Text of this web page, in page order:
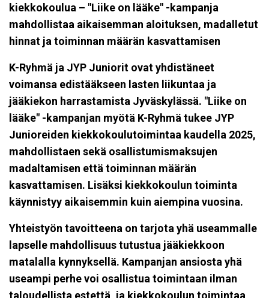
kiekkokoulua – "Liike on lääke" -kampanja
mahdollistaa aikaisemman aloituksen, madalletut
hinnat ja toiminnan määrän kasvattamisen
K-Ryhmä ja JYP Juniorit ovat yhdistäneet
voimansa edistääkseen lasten liikuntaa ja
jääkiekon harrastamista Jyväskylässä. "Liike on
lääke" -kampanjan myötä K-Ryhmä tukee JYP
Junioreiden kiekkokoulutoimintaa kaudella 2025,
mahdollistaen sekä osallistumismaksujen
madaltamisen että toiminnan määrän
kasvattamisen. Lisäksi kiekkokoulun toiminta
käynnistyy aikaisemmin kuin aiempina vuosina.
Yhteistyön tavoitteena on tarjota yhä useammalle
lapselle mahdollisuus tutustua jääkiekkoon
matalalla kynnyksellä. Kampanjan ansiosta yhä
useampi perhe voi osallistua toimintaan ilman
taloudellista estettä, ja kiekkokoulun toimintaa